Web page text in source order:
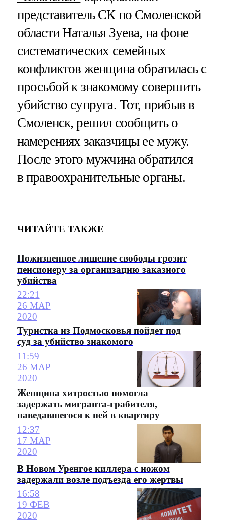
представитель СК по Смоленской
области Наталья Зуева, на фоне
систематических семейных
конфликтов женщина обратилась с
просьбой к знакомому совершить
убийство супруга. Тот, прибыв в
Смоленск, решил сообщить о
намерениях заказчицы ее мужу.
После этого мужчина обратился
в правоохранительные органы.
ЧИТАЙТЕ ТАКЖЕ
Пожизненное лишение свободы грозит
пенсионеру за организацию заказного
убийства
22:21
26 МАР
2020
Туристка из Подмосковья пойдет под
суд за убийство знакомого
11:59
26 МАР
2020
Женщина хитростью помогла
задержать мигранта-грабителя,
наведавшегося к ней в квартиру
12:37
17 МАР
2020
В Новом Уренгое киллера с ножом
задержали возле подъезда его жертвы
16:58
19 ФЕВ
2020